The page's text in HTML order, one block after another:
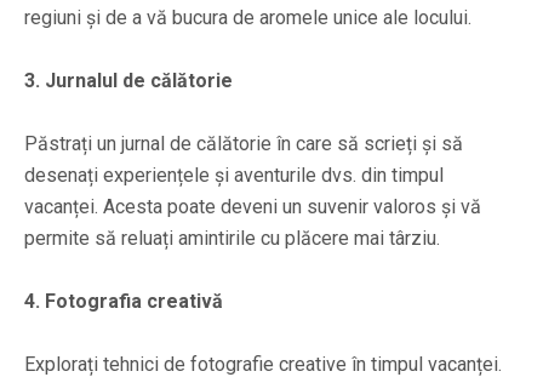
regiuni și de a vă bucura de aromele unice ale locului.
3. Jurnalul de călătorie
Păstrați un jurnal de călătorie în care să scrieți și să
desenați experiențele și aventurile dvs. din timpul
vacanței. Acesta poate deveni un suvenir valoros și vă
permite să reluați amintirile cu plăcere mai târziu.
4. Fotografia creativă
Explorați tehnici de fotografie creative în timpul vacanței.